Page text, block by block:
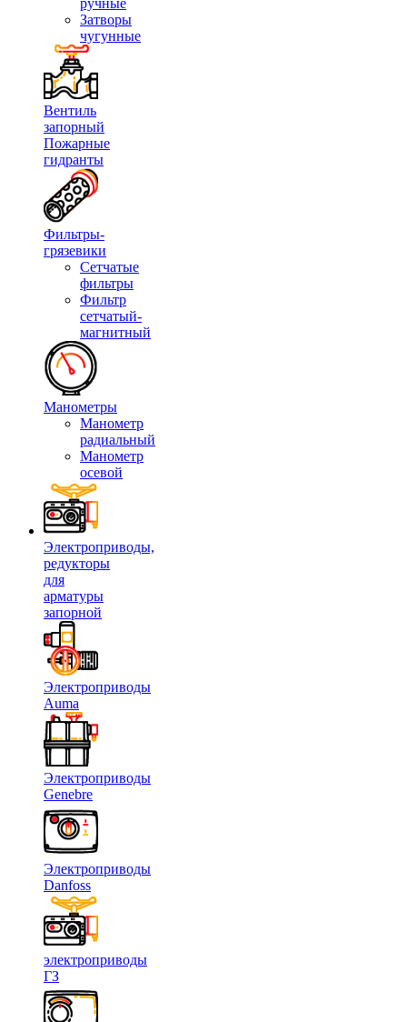
ручные
Затворы
чугунные
Вентиль
запорный
Пожарные
гидранты
Фильтры-
грязевики
Сетчатые
фильтры
Фильтр
сетчатый-
магнитный
Манометры
Манометр
радиальный
Манометр
осевой
Электроприводы,
редукторы
для
арматуры
запорной
Электроприводы
Auma
Электроприводы
Genebre
Электроприводы
Danfoss
электроприводы
ГЗ